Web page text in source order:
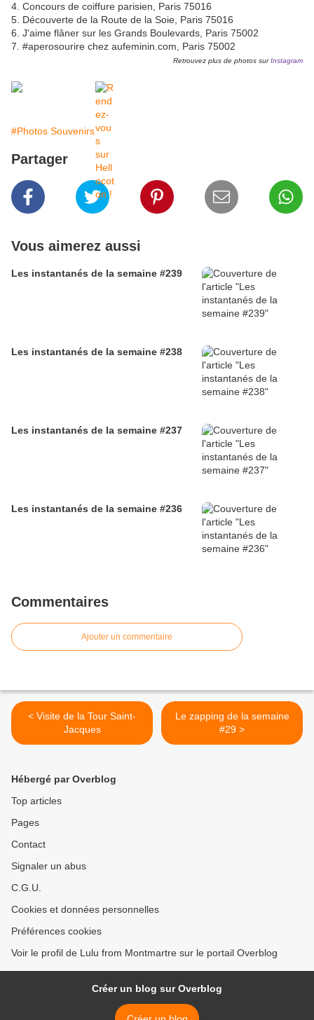
4. Concours de coiffure parisien, Paris 75016
5. Découverte de la Route de la Soie, Paris 75016
6. J'aime flâner sur les Grands Boulevards, Paris 75002
7. #aperosourire chez aufeminin.com, Paris 75002
Retrouvez plus de photos surInstagram
#Photos Souvenirs
Partager
Vous aimerez aussi
Les instantanés de la semaine #239
Les instantanés de la semaine #238
Les instantanés de la semaine #237
Les instantanés de la semaine #236
Commentaires
Ajouter un commentaire
< Visite de la Tour Saint-
Jacques
Le zapping de la semaine
#29 >
Hébergé par Overblog
Top articles
Pages
Contact
Signaler un abus
C.G.U.
Cookies et données personnelles
Préférences cookies
Voir le profil de Lulu from Montmartre sur le portail Overblog
Créer un blog sur Overblog